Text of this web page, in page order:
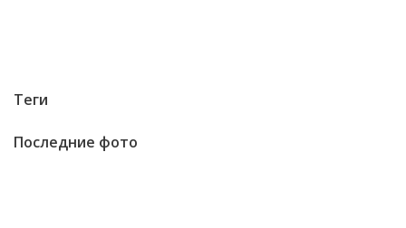
Теги
Последние фото